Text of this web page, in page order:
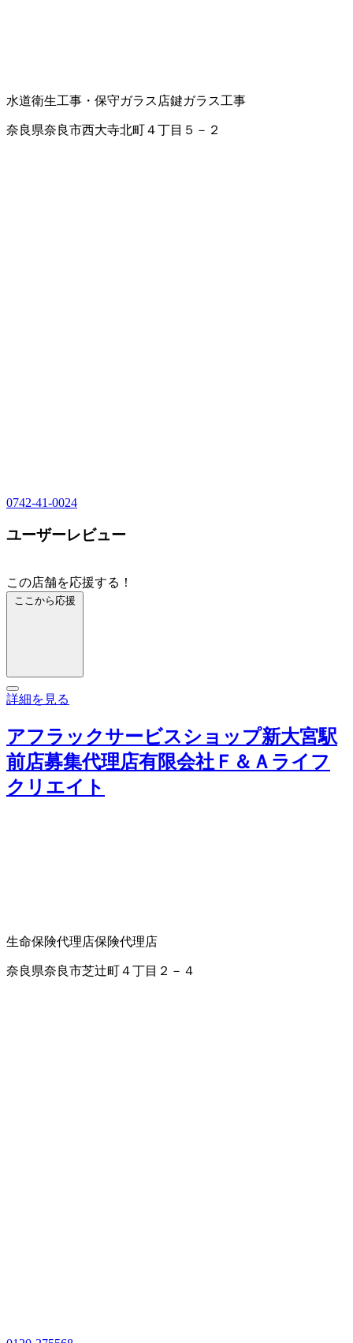
水道衛生工事・保守ガラス店鍵ガラス工事
奈良県奈良市西大寺北町４丁目５－２
0742-41-0024
ユーザーレビュー
この店舗を応援する！
ここから応援
詳細を見る
アフラックサービスショップ新大宮駅
前店募集代理店有限会社Ｆ＆Ａライフ
クリエイト
生命保険代理店保険代理店
奈良県奈良市芝辻町４丁目２－４